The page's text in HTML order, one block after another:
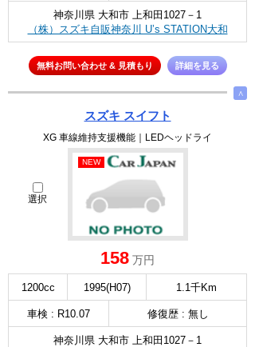
神奈川県 大和市 上和田1027－1
（株）スズキ自販神奈川 U’s STATION大和
無料お問い合わせ & 見積もり 詳細を見る
∧
スズキ スイフト
XG 車線維持支援機能｜LEDヘッドライ
選択
NEW
158 万円
1200cc 1995(H07) 1.1千Km
車検 : R10.07 修復歴 : 無し
神奈川県 大和市 上和田1027－1